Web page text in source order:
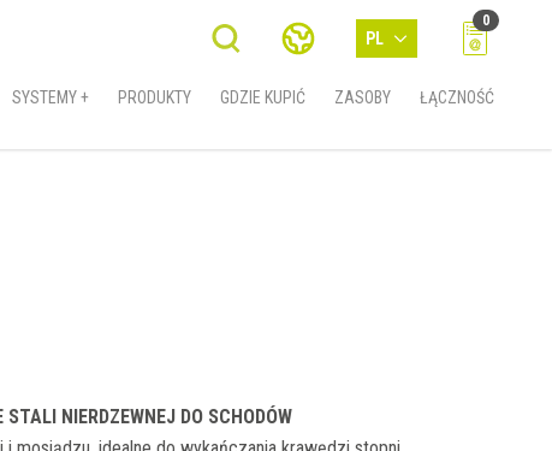
PL
0
SYSTEMY + PRODUKTY GDZIE KUPIĆ ZASOBY ŁĄCZNOŚĆ
STALI NIERDZEWNEJ DO SCHODÓW